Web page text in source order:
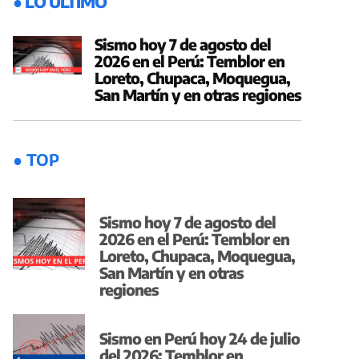
Sismo hoy 7 de agosto del
2026 en el Perú: Temblor en
Loreto, Chupaca, Moquegua,
San Martín y en otras regiones
● TOP
Sismo hoy 7 de agosto del
2026 en el Perú: Temblor en
Loreto, Chupaca, Moquegua,
San Martín y en otras
regiones
Sismo en Perú hoy 24 de julio
del 2026: Temblor en